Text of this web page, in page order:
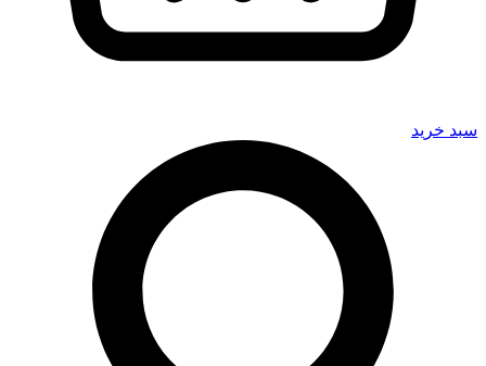
سبد خرید